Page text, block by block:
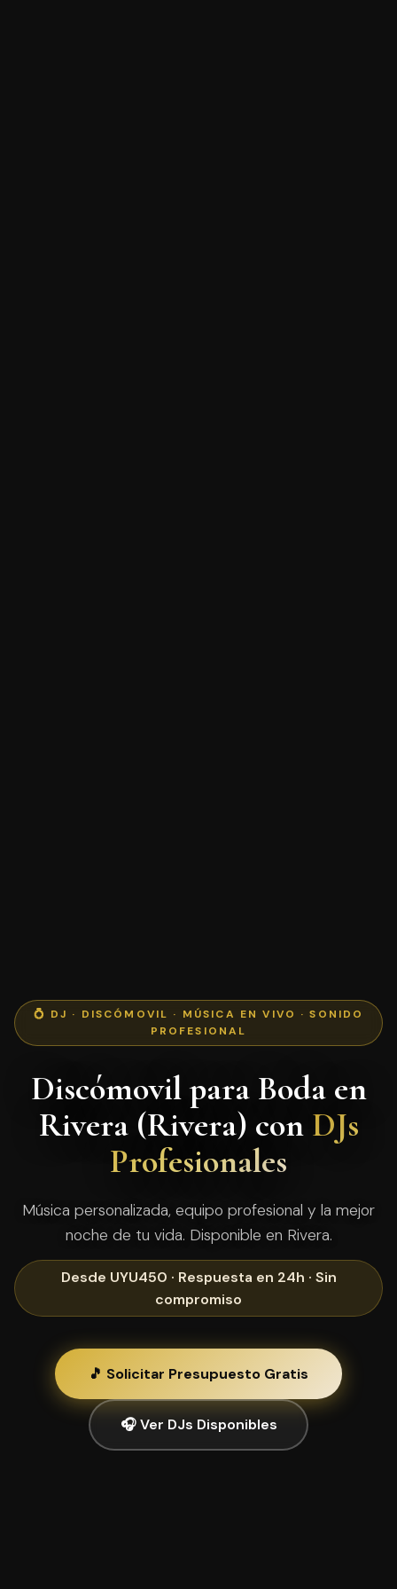
💍 DJ · DISCÓMOVIL · MÚSICA EN VIVO · SONIDO
PROFESIONAL
Discómovil para Boda en
Rivera (Rivera) con DJs
Profesionales
Música personalizada, equipo profesional y la mejor
noche de tu vida. Disponible en Rivera.
Desde UYU450 · Respuesta en 24h · Sin
compromiso
🎵 Solicitar Presupuesto Gratis
🎧 Ver DJs Disponibles